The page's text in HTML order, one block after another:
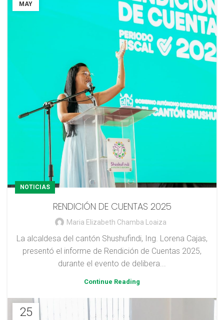
MAY
NOTICIAS
RENDICIÓN DE CUENTAS 2025
Maria Elizabeth Chamba Loaiza
La alcaldesa del cantón Shushufindi, Ing. Lorena Cajas,
presentó el informe de Rendición de Cuentas 2025,
durante el evento de delibera...
Continue Reading
25